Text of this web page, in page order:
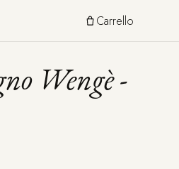
Carrello
Wengè -